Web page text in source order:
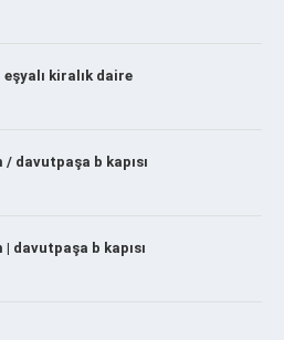
eşyalı kiralık daire
/ davutpaşa b kapısı
| davutpaşa b kapısı